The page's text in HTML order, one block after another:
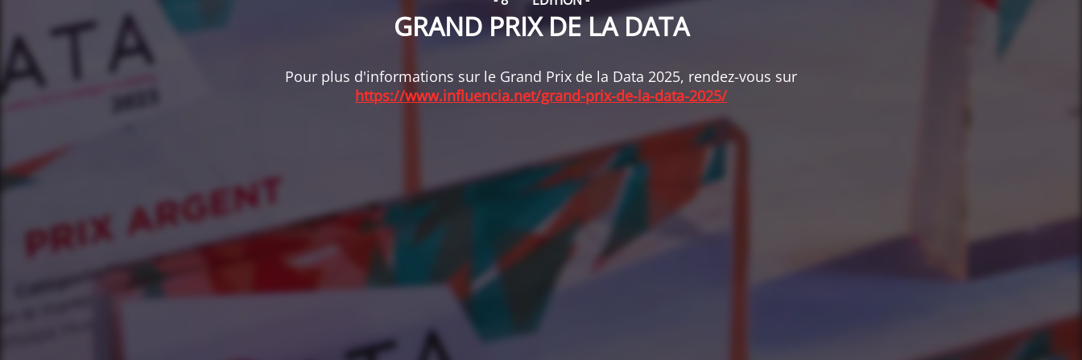
GRAND PRIX DE LA DATA
Pour plus d'informations sur le Grand Prix de la Data 2025, rendez-vous sur
https://www.influencia.net/grand-prix-de-la-data-2025/